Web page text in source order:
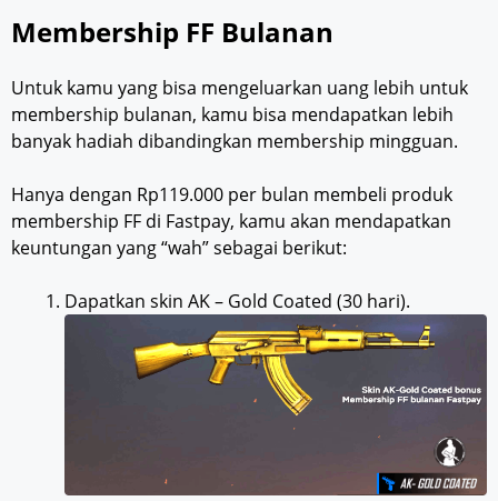
Membership FF Bulanan
Untuk kamu yang bisa mengeluarkan uang lebih untuk
membership bulanan, kamu bisa mendapatkan lebih
banyak hadiah dibandingkan membership mingguan.
Hanya dengan Rp119.000 per bulan membeli produk
membership FF di Fastpay, kamu akan mendapatkan
keuntungan yang “wah” sebagai berikut:
Dapatkan skin AK – Gold Coated (30 hari).